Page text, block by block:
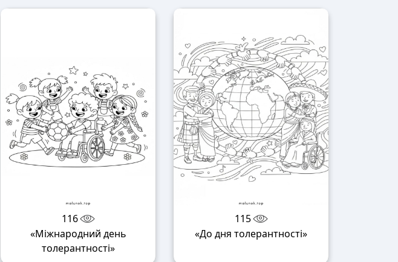
116
«Міжнародний день
толерантності»
115
«До дня толерантності»